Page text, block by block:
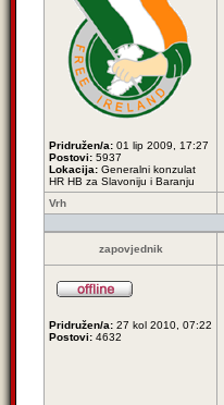
Pridružen/a: 01 lip 2009, 17:27
Postovi: 5937
Lokacija: Generalni konzulat
HR HB za Slavoniju i Baranju
Vrh
zapovjednik
Pridružen/a: 27 kol 2010, 07:22
Postovi: 4632